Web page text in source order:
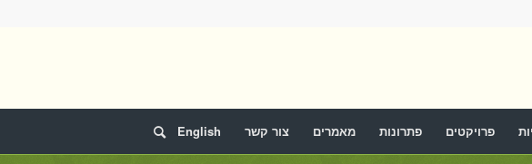
פרויקטים פתרונות מאמרים צור קשר English